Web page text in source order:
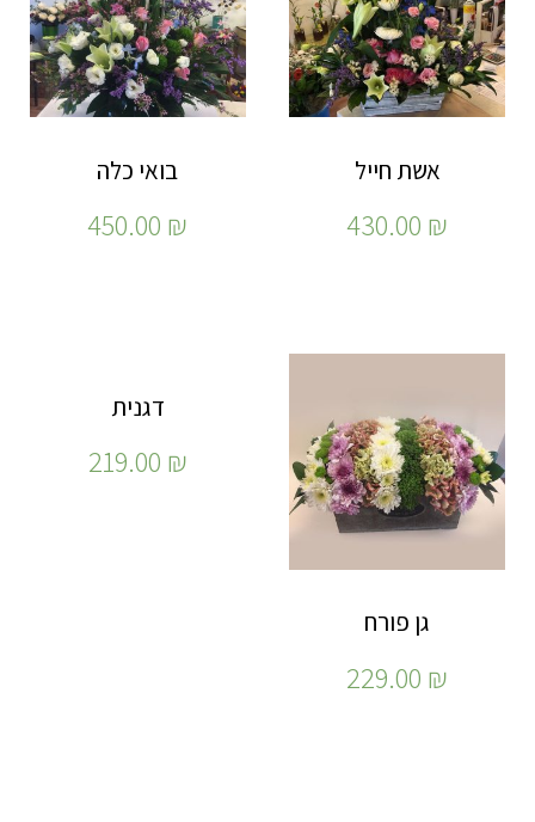
אשת חייל
430.00 ₪
בואי כלה
450.00 ₪
גן פורח
229.00 ₪
דגנית
219.00 ₪